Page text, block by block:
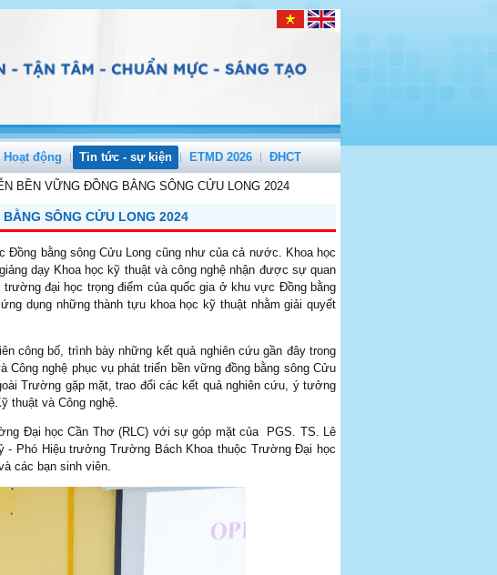
Hoạt động Tin tức - sự kiện ETMD 2026 ĐHCT
BỀN VỮNG ĐỒNG BẰNG SÔNG CỬU LONG 2024
SÔNG CỬU LONG 2024
bằng sông Cửu Long cũng như của cả nước. Khoa học
dạy Khoa học kỹ thuật và công nghệ nhận được sự quan
đại học trọng điểm của quốc gia ở khu vực Đồng bằng
dụng những thành tựu khoa học kỹ thuật nhằm giải quyết
công bố, trình bày những kết quả nghiên cứu gần đây trong
nghệ phục vụ phát triển bền vững đồng bằng sông Cửu
Trường gặp mặt, trao đổi các kết quả nghiên cứu, ý tưởng
thuật và Công nghệ.
Đại học Cần Thơ (RLC) với sự góp mặt của PGS. TS. Lê
- Phó Hiệu trưởng Trường Bách Khoa thuộc Trường Đại học
các bạn sinh viên.